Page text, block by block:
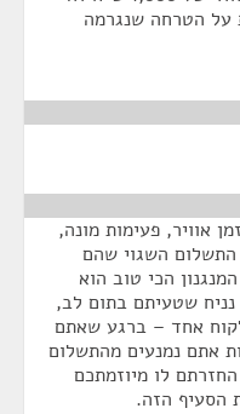
על הטרחה שנגרמה
אוויר, פעימות מונה,
השגוי שהם
הכי טוב הוא
שטעיתם בתום לב,
אחד – ברגע שאתם
אתם נמנעים מהתשלום
לו מיוזמתכם
הסעיף הזה.